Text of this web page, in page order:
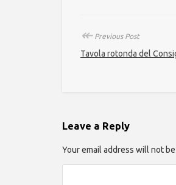
↞Previous Post
Tavola rotonda del
Leave a Reply
Your email address will not